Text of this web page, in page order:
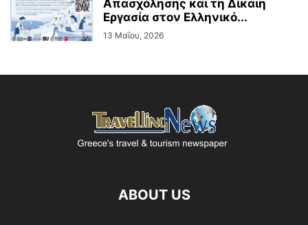
Απασχόλησης και τη Δίκαιη
Εργασία στον Ελληνικό...
13 Μαΐου, 2026
ABOUT US